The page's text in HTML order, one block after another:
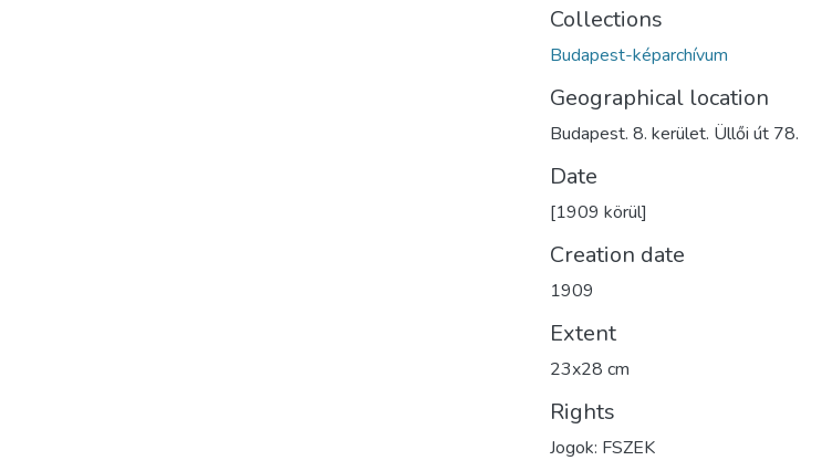
Collections
Budapest-képarchívum
Geographical location
Budapest. 8. kerület. Üllői út 78.
Date
[1909 körül]
Creation date
1909
Extent
23x28 cm
Rights
Jogok: FSZEK